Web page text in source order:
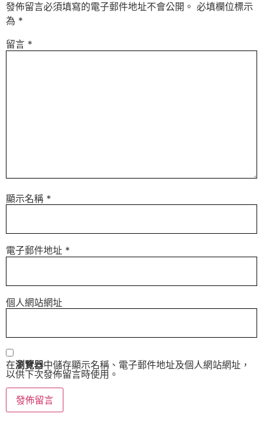
發佈留言必須填寫的電子郵件地址不會公開。 必填欄位標示
為 *
留言 *
顯示名稱 *
電子郵件地址 *
個人網站網址
在瀏覽器中儲存顯示名稱、電子郵件地址及個人網站網址，
以供下次發佈留言時使用。